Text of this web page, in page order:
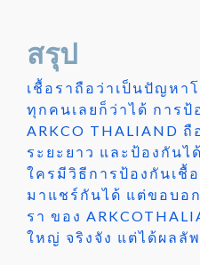
สรุป
เชื้อราถือว่าเป็นปัญหา
ทุกคนเลยก็ว่าได้ การป้
ARKCO THALIAND
ระยะยาว และป้องกันไ
ใครมีวิธีการป้องกันเชื้
มาแชร์กันได้ แต่ขอบอ
รา ของ
ใหญ่ จริงจัง แต่ได้ผลลั